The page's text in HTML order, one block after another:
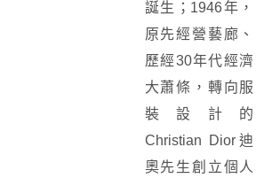
誕生；1946年，
原先經營藝廊、
歷經30年代經濟
大蕭條，轉向服
裝設計的
Christian Dior迪
奧先生創立個人